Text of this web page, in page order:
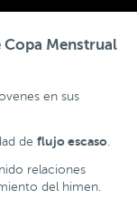
Copa Menstrual
en sus
de flujo escaso
relaciones
del himen.